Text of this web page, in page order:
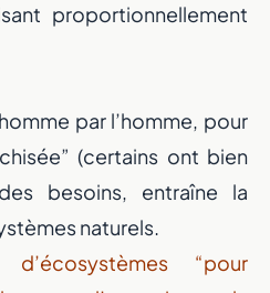
proportionnellement
par l’homme, pour
(certains ont bien
besoins, entraîne la
naturels.
“pour